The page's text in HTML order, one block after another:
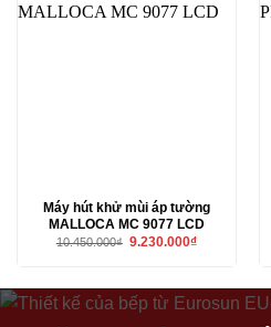
Máy hút khử mùi áp tường
MALLOCA MC 9077 LCD
10.450.000₫ Giá
9.230.000₫Giá
9.230.000₫.